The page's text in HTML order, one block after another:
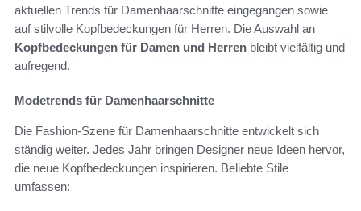
aktuellen Trends für Damenhaarschnitte eingegangen sowie
auf stilvolle Kopfbedeckungen für Herren. Die Auswahl an
Kopfbedeckungen für Damen und Herren bleibt vielfältig und
aufregend.
Modetrends für Damenhaarschnitte
Die Fashion-Szene für Damenhaarschnitte entwickelt sich
ständig weiter. Jedes Jahr bringen Designer neue Ideen hervor,
die neue Kopfbedeckungen inspirieren. Beliebte Stile
umfassen: